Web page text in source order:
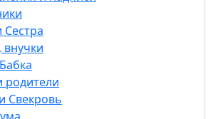
Сестра
внучки
родители
Свекровь